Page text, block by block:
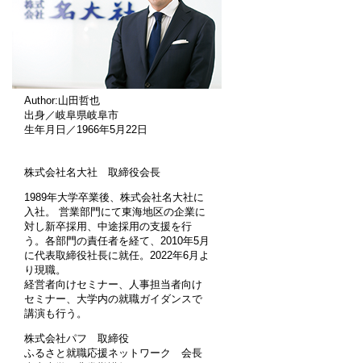
Author:山田哲也
出身／岐阜県岐阜市
生年月日／1966年5月22日
株式会社名大社 取締役会長
1989年大学卒業後、株式会社名大社に
入社。 営業部門にて東海地区の企業に
対し新卒採用、中途採用の支援を行
う。各部門の責任者を経て、2010年5月
に代表取締役社長に就任。2022年6月よ
り現職。
経営者向けセミナー、人事担当者向け
セミナー、大学内の就職ガイダンスで
講演も行う。
株式会社パフ 取締役
ふるさと就職応援ネットワーク 会長